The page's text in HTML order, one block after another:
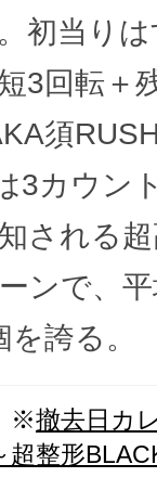
初当り
3回転＋
須
3カウン
される
ンで、
誇る。
※撤去日カ
整形